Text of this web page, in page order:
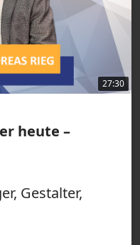
27:30
heute –
Gestalter,